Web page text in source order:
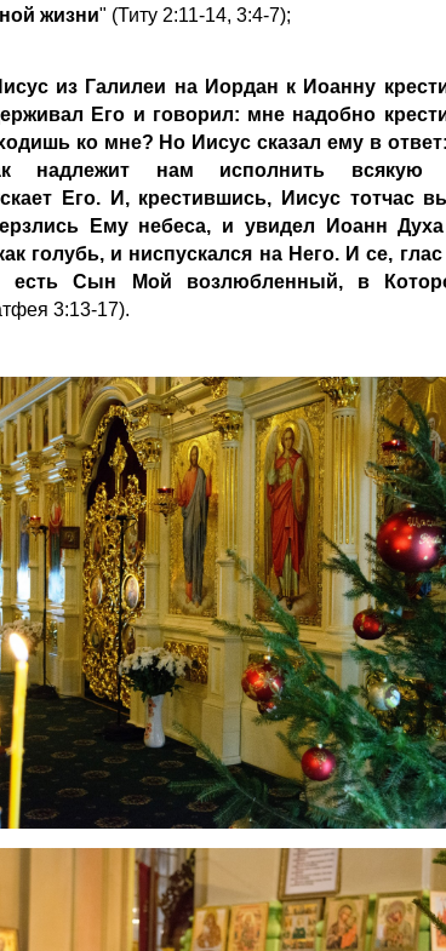
жизни" (Титу 2:11-14, 3:4-7);
из Галилеи на Иордан к Иоанну
Его и говорил: мне надобно
ко мне? Но Иисус сказал ему в
надлежит нам исполнить всякую
Его. И, крестившись, Иисус тотчас
Ему небеса, и увидел Иоанн
голубь, и ниспускался на Него. И се,
есть Сын Мой возлюбленный, в
3:13-17).